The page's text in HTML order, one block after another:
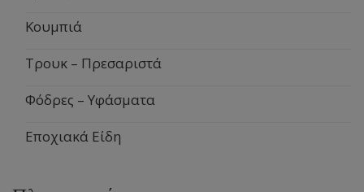
Κουμπιά
Τρουκ – Πρεσαριστά
Φόδρες – Υφάσματα
Εποχιακά Είδη